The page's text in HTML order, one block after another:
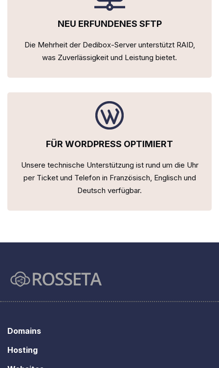
NEU ERFUNDENES SFTP
Die Mehrheit der Dedibox-Server unterstützt RAID,
was Zuverlässigkeit und Leistung bietet.
FÜR WORDPRESS OPTIMIERT
Unsere technische Unterstützung ist rund um die Uhr
per Ticket und Telefon in Französisch, Englisch und
Deutsch verfügbar.
Domains
Hosting